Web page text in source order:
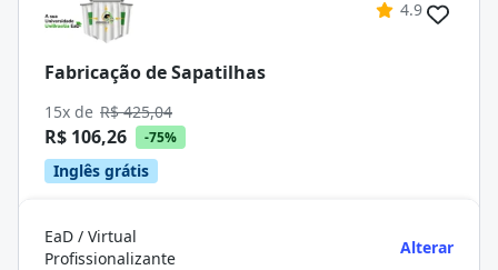
4.9
Fabricação de Sapatilhas
15x de R$ 425,04
R$ 106,26 -75%
Inglês grátis
EaD / Virtual
Profissionalizante
Alterar